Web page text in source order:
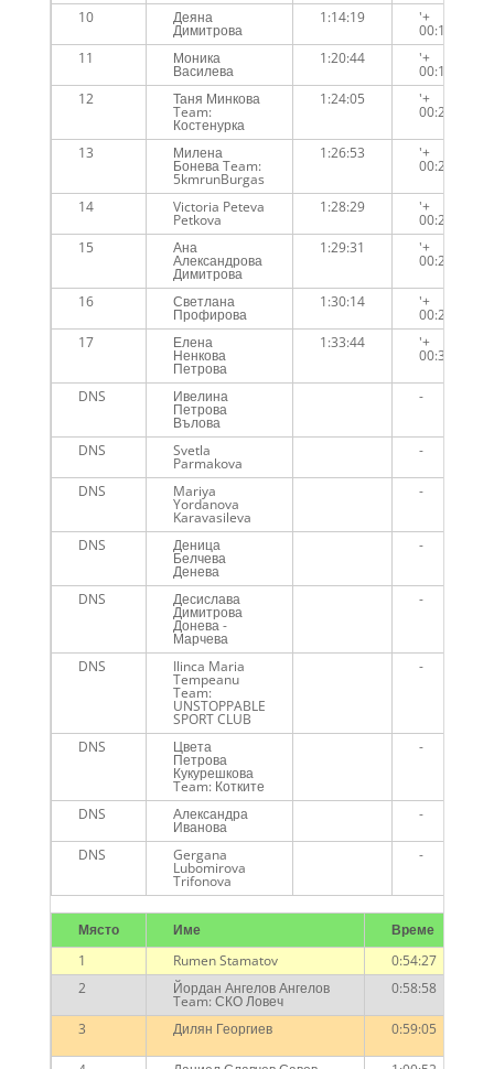
10 Деяна
Димитрова
1:14:19 '+
00:11:31
11
Моника
Василева
1:20:44 '+
00:17:56
12
Таня Минкова
Team:
Костенурка
1:24:05 '+
00:21:17
13 Милена
Бонева Team:
5kmrunBurgas
1:26:53 '+
00:24:05
14 Victoria Peteva
Petkova
1:28:29 '+
00:25:41
15
Ана
Александрова
Димитрова
1:29:31 '+
00:26:43
16 Светлана
Профирова
1:30:14 '+
00:27:26
17
Елена
Ненкова
Петрова
1:33:44 '+
00:30:56
DNS Ивелина
Петрова
Вълова
-
DNS Svetla
Parmakova
-
DNS Mariya
Yordanova
Karavasileva
-
DNS Деница
Белчева
Денева
-
DNS Десислава
Димитрова
Донева -
Марчева
-
DNS Ilinca Maria
Tempeanu
Team:
UNSTOPPABLE
SPORT CLUB
-
DNS Цвета
Петрова
Кукурешкова
Team: Котките
-
DNS Александра
Иванова
-
DNS Gergana
Lubomirova
Trifonova
-
Място Име Време
1
Rumen Stamatov 0:54:27
2
Йордан Ангелов Ангелов
Team: СКО Ловеч
0:58:58
3
Дилян Георгиев 0:59:05